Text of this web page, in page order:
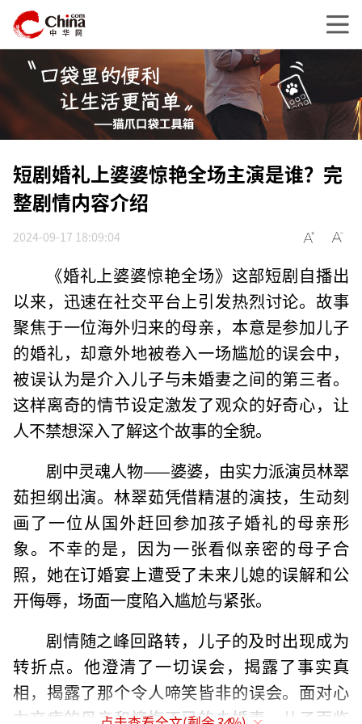
短剧婚礼上婆婆惊艳全场主演是谁？完
整剧情内容介绍
2024-09-17 18:09:04
《婚礼上婆婆惊艳全场》这部短剧自播出
以来，迅速在社交平台上引发热烈讨论。故事
聚焦于一位海外归来的母亲，本意是参加儿子
的婚礼，却意外地被卷入一场尴尬的误会中，
被误认为是介入儿子与未婚妻之间的第三者。
这样离奇的情节设定激发了观众的好奇心，让
人不禁想深入了解这个故事的全貌。
剧中灵魂人物——婆婆，由实力派演员林翠
茹担纲出演。林翠茹凭借精湛的演技，生动刻
画了一位从国外赶回参加孩子婚礼的母亲形
象。不幸的是，因为一张看似亲密的母子合
照，她在订婚宴上遭受了未来儿媳的误解和公
开侮辱，场面一度陷入尴尬与紧张。
剧情随之峰回路转，儿子的及时出现成为
转折点。他澄清了一切误会，揭露了事实真
相，揭露了那个令人啼笑皆非的误会。面对心
力交瘁的母亲和懊悔不已的未婚妻，儿子面临